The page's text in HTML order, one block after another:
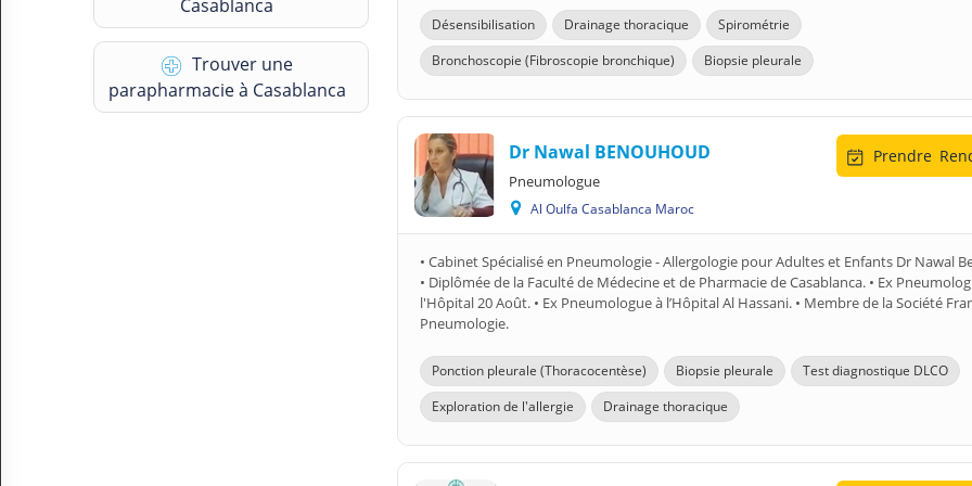
Casablanca
Trouver une
parapharmacie à Casablanca
Désensibilisation Drainage thoracique
Spirométrie
Bronchoscopie (Fibroscopie bronchique)
Biopsie pleurale
Dr Nawal BENOUHOUD
Pneumologue
Al Oulfa Casablanca Maroc
Prendre
• Cabinet Spécialisé en Pneumologie - Allergologie pour Adultes et Enfants Dr Nawal
• Diplômée de la Faculté de Médecine et de Pharmacie de Casablanca. • Ex
l'Hôpital 20 Août. • Ex Pneumologue à l’Hôpital Al Hassani. • Membre de la Société
Pneumologie.
Ponction pleurale (Thoracocentèse) Biopsie pleurale
Test diagnostique DLCO
Exploration de l'allergie
Drainage thoracique